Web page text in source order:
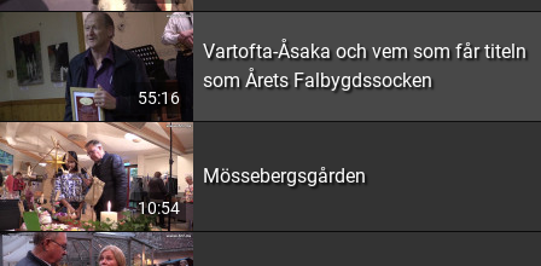
55:16
Vartofta-Åsaka och vem som får titeln
som Årets Falbygdssocken
10:54
Mössebergsgården